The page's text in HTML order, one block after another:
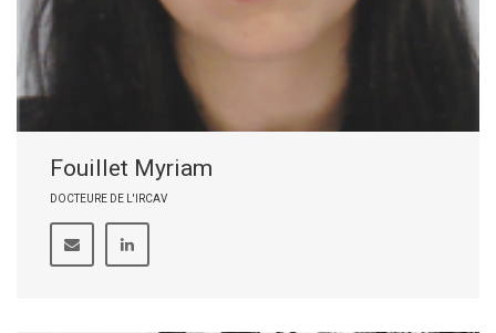
Fouillet Myriam
DOCTEURE DE L'IRCAV